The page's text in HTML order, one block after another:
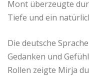
Mont überzeugte
Tiefe und ein
Die deutsche
Gedanken und
Rollen zeigte Mirja